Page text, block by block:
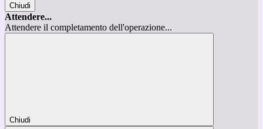
Chiudi
Attendere...
Attendere il completamento dell'operazione...
Chiudi